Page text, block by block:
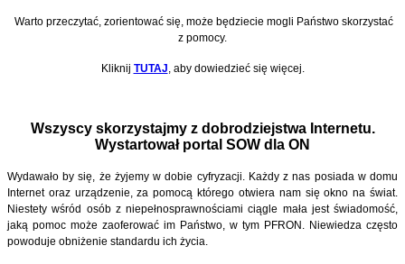
Warto przeczytać, zorientować się, może będziecie mogli Państwo skorzystać
z pomocy.
Kliknij TUTAJ , aby dowiedzieć się więcej.
Wszyscy skorzystajmy z dobrodziejstwa Internetu.
Wystartował portal SOW dla ON
Wydawało by się, że żyjemy w dobie cyfryzacji. Każdy z nas posiada w domu
Internet oraz urządzenie, za pomocą którego otwiera nam się okno na świat.
Niestety wśród osób z niepełnosprawnościami ciągle mała jest świadomość,
jaką pomoc może zaoferować im Państwo, w tym PFRON. Niewiedza często
powoduje obniżenie standardu ich życia.